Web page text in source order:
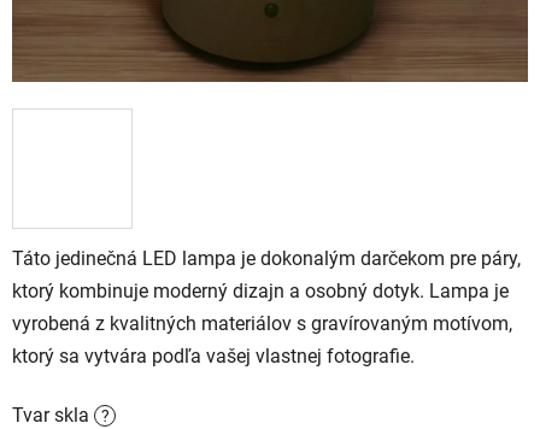
Táto jedinečná LED lampa je dokonalým darčekom pre páry,
ktorý kombinuje moderný dizajn a osobný dotyk. Lampa je
vyrobená z kvalitných materiálov s gravírovaným motívom,
ktorý sa vytvára podľa vašej vlastnej fotografie.
Tvar skla ?